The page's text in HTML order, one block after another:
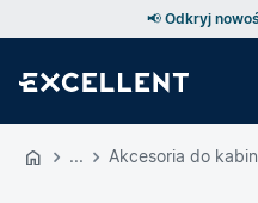
📢 Odkryj
Akcesoria do kabin